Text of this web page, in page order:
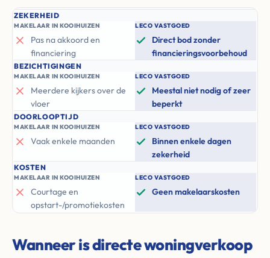
ZEKERHEID
MAKELAAR IN KOOIHUIZEN
Pas na akkoord en
financiering
LECO VASTGOED
Direct bod zonder
financieringsvoorbehoud
BEZICHTIGINGEN
MAKELAAR IN KOOIHUIZEN
Meerdere kijkers over de
vloer
LECO VASTGOED
Meestal niet nodig of zeer
beperkt
DOORLOOPTIJD
MAKELAAR IN KOOIHUIZEN
Vaak enkele maanden
LECO VASTGOED
Binnen enkele dagen
zekerheid
KOSTEN
MAKELAAR IN KOOIHUIZEN
Courtage en
opstart-/promotiekosten
LECO VASTGOED
Geen makelaarskosten
Wanneer is directe woningverkoop